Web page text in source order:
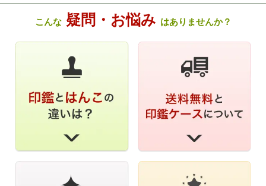
こんな疑問・お悩み はありませんか？